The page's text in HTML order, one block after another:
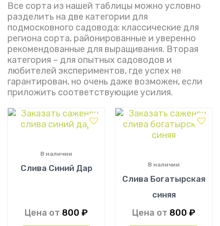
Все сорта из нашей таблицы можно условно
разделить на две категории для
подмосковного садовода: классические для
региона сорта, районированные и уверенно
рекомендованные для выращивания. Вторая
категория – для опытных садоводов и
любителей экспериментов, где успех не
гарантирован, но очень даже возможен, если
приложить соответствующие усилия.
Слива Синий Дар
В наличии
Цена от 800 ₽
Слива Богатырская
синяя
В наличии
Цена от 800 ₽